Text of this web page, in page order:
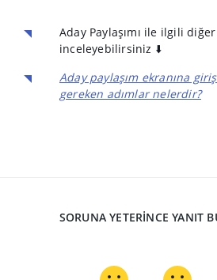
Aday Paylaşımı ile ilgili
inceleyebilirsiniz ⬇️
Aday paylaşım ekranına
gereken adımlar nelerdir?
SORUNA YETERINCE YANIT